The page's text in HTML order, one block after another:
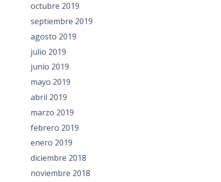
octubre 2019
septiembre 2019
agosto 2019
julio 2019
junio 2019
mayo 2019
abril 2019
marzo 2019
febrero 2019
enero 2019
diciembre 2018
noviembre 2018